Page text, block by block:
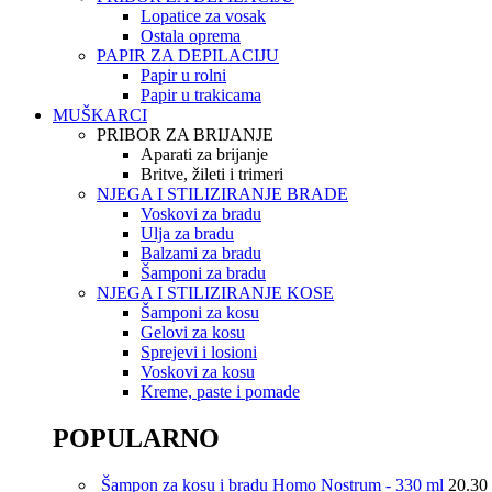
Lopatice za vosak
Ostala oprema
PAPIR ZA DEPILACIJU
Papir u rolni
Papir u trakicama
MUŠKARCI
PRIBOR ZA BRIJANJE
Aparati za brijanje
Britve, žileti i trimeri
NJEGA I STILIZIRANJE BRADE
Voskovi za bradu
Ulja za bradu
Balzami za bradu
Šamponi za bradu
NJEGA I STILIZIRANJE KOSE
Šamponi za kosu
Gelovi za kosu
Sprejevi i losioni
Voskovi za kosu
Kreme, paste i pomade
POPULARNO
Šampon za kosu i bradu Homo Nostrum - 330 ml 20.30